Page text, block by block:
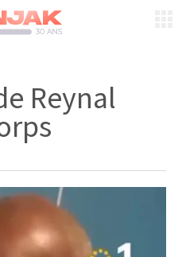
Reynal